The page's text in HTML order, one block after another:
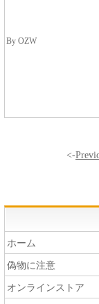
By OZW
<-
ホーム
偽物に注意
オンラインストア